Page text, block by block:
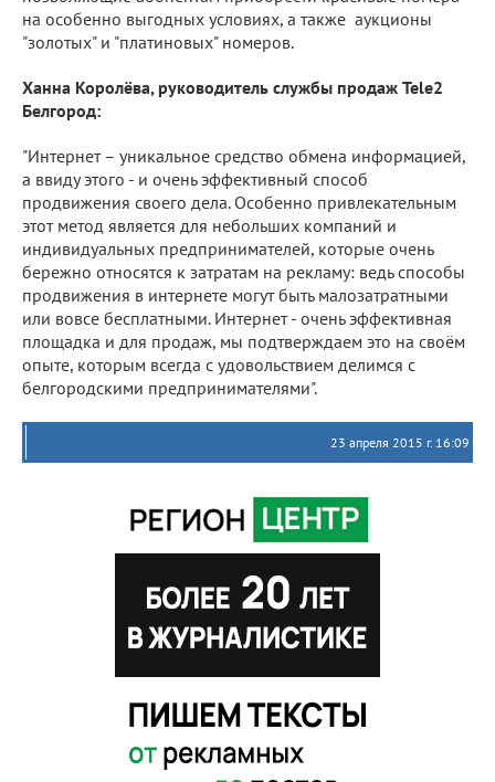
на особенно выгодных условиях, а также аукционы
"золотых" и "платиновых" номеров.
Ханна Королёва, руководитель службы продаж Tele2
Белгород:
"Интернет – уникальное средство обмена информацией,
а ввиду этого - и очень эффективный способ
продвижения своего дела. Особенно привлекательным
этот метод является для небольших компаний и
индивидуальных предпринимателей, которые очень
бережно относятся к затратам на рекламу: ведь способы
продвижения в интернете могут быть малозатратными
или вовсе бесплатными. Интернет - очень эффективная
площадка и для продаж, мы подтверждаем это на своём
опыте, которым всегда с удовольствием делимся с
белгородскими предпринимателями".
23 апреля 2015 г. 16:09